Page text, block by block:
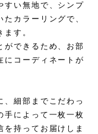
すい無地で、シンプ
カラーリングで、
す。
ができるため、お部
にコーディネートが
、細部までこだわっ
手によって一枚一枚
持ってお届けしま